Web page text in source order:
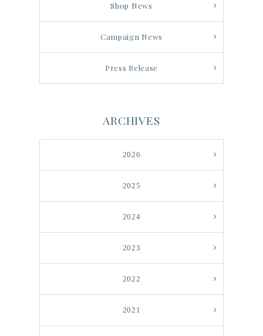
Shop News
Campaign News
Press Release
ARCHIVES
2026
2025
2024
2023
2022
2021